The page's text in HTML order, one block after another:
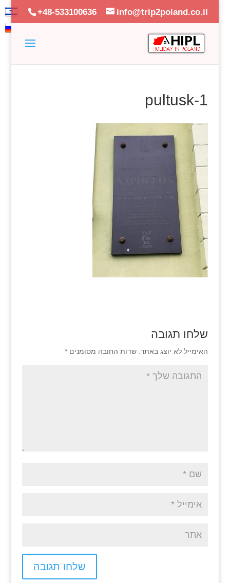
+48-533100636 info@trip2poland.co.il
pultusk-1
שלחו תגובה
האימייל לא יוצג באתר. שדות החובה מסומנים *